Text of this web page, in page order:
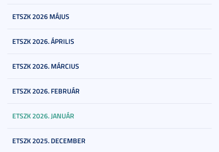
ETSZK 2026 MÁJUS
ETSZK 2026. ÁPRILIS
ETSZK 2026. MÁRCIUS
ETSZK 2026. FEBRUÁR
ETSZK 2026. JANUÁR
ETSZK 2025. DECEMBER